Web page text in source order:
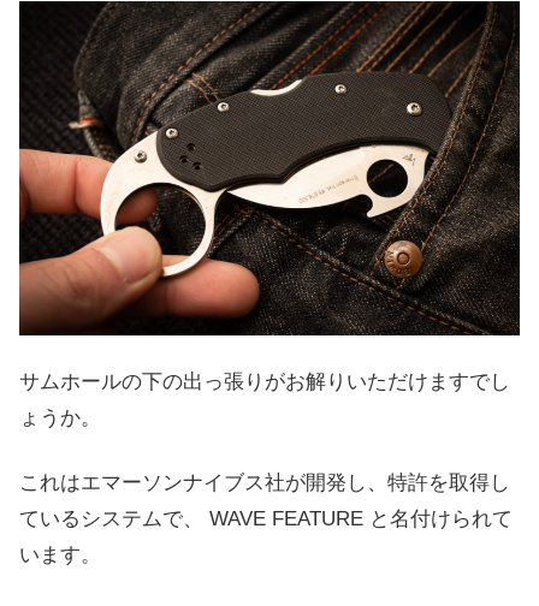
サムホールの下の出っ張りがお解りいただけますでし
ょうか。
これはエマーソンナイブス社が開発し、特許を取得し
ているシステムで、 WAVE FEATURE と名付けられて
います。